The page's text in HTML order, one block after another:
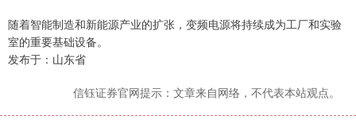
随着智能制造和新能源产业的扩张，变频电源将持续成为工厂和实验
室的重要基础设备。
发布于：山东省
信钰证券官网提示：文章来自网络，不代表本站观点。